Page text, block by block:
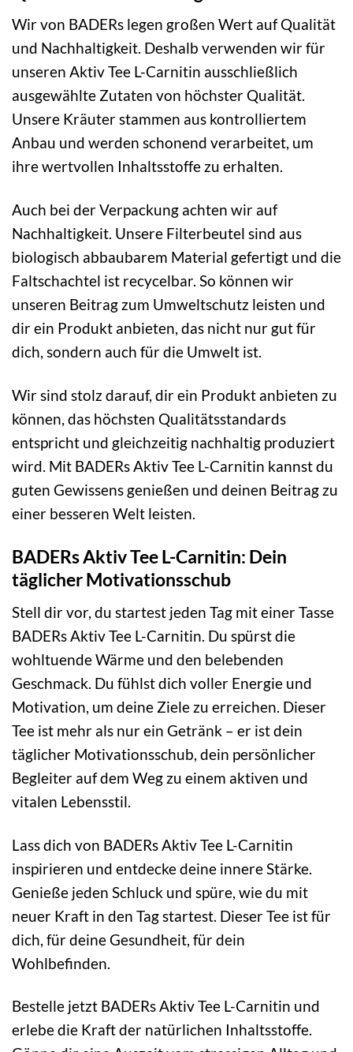
Wir von BADERs legen großen Wert auf Qualität
und Nachhaltigkeit. Deshalb verwenden wir für
unseren Aktiv Tee L-Carnitin ausschließlich
ausgewählte Zutaten von höchster Qualität.
Unsere Kräuter stammen aus kontrolliertem
Anbau und werden schonend verarbeitet, um
ihre wertvollen Inhaltsstoffe zu erhalten.
Auch bei der Verpackung achten wir auf
Nachhaltigkeit. Unsere Filterbeutel sind aus
biologisch abbaubarem Material gefertigt und die
Faltschachtel ist recycelbar. So können wir
unseren Beitrag zum Umweltschutz leisten und
dir ein Produkt anbieten, das nicht nur gut für
dich, sondern auch für die Umwelt ist.
Wir sind stolz darauf, dir ein Produkt anbieten zu
können, das höchsten Qualitätsstandards
entspricht und gleichzeitig nachhaltig produziert
wird. Mit BADERs Aktiv Tee L-Carnitin kannst du
guten Gewissens genießen und deinen Beitrag zu
einer besseren Welt leisten.
BADERs Aktiv Tee L-Carnitin: Dein
täglicher Motivationsschub
Stell dir vor, du startest jeden Tag mit einer Tasse
BADERs Aktiv Tee L-Carnitin. Du spürst die
wohltuende Wärme und den belebenden
Geschmack. Du fühlst dich voller Energie und
Motivation, um deine Ziele zu erreichen. Dieser
Tee ist mehr als nur ein Getränk – er ist dein
täglicher Motivationsschub, dein persönlicher
Begleiter auf dem Weg zu einem aktiven und
vitalen Lebensstil.
Lass dich von BADERs Aktiv Tee L-Carnitin
inspirieren und entdecke deine innere Stärke.
Genieße jeden Schluck und spüre, wie du mit
neuer Kraft in den Tag startest. Dieser Tee ist für
dich, für deine Gesundheit, für dein
Wohlbefinden.
Bestelle jetzt BADERs Aktiv Tee L-Carnitin und
erlebe die Kraft der natürlichen Inhaltsstoffe.